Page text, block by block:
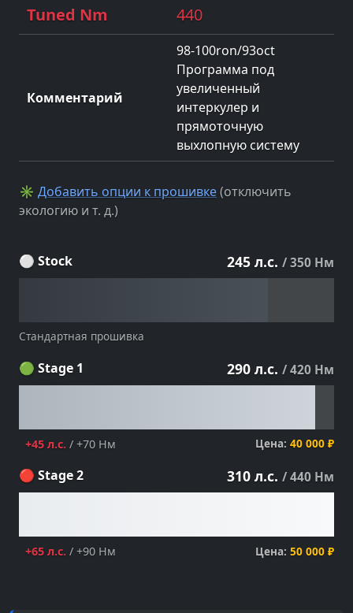
440
98-100ron/93oct
Программа под
увеличенный
интеркулер и
прямоточную
выхлопную систему
✳ Добавить опции к прошивке(отключить
экологию и т. д.)
⚪ Stock 245 л.с. / 350 Нм
Стандартная прошивка
🟢 Stage 1 290 л.с. / 420 Нм
+45 л.с. / +70 Нм Цена: 40 000 ₽
🔴 Stage 2 310 л.с. / 440 Нм
+65 л.с. / +90 Нм Цена: 50 000 ₽